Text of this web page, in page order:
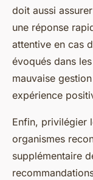
doit aussi
une réponse
attentive en cas
évoqués dans
mauvaise
expérience
Enfin, privilégier
organismes
supplémentaire